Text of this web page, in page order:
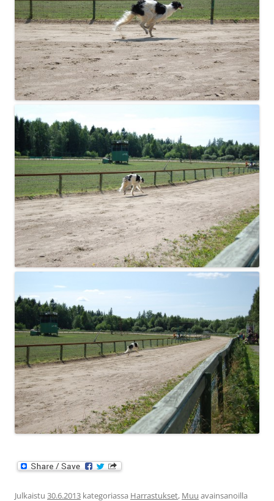
Julkaistu 30.6.2013 kategoriassa Harrastukset, Muu avainsanoilla